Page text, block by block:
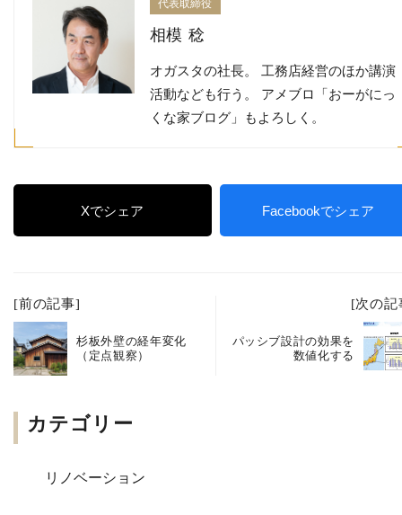
代表取締役
相模 稔
オガスタの社長。 工務店経営のほか講演
活動なども行う。 アメブロ「おーがにっ
くな家ブログ」もよろしく。
Xでシェア Facebookでシェア
[前の記事]
杉板外壁の経年変化
（定点観察）
[次の記
パッシブ設計の効果を
数値化する
カテゴリー
リノベーション